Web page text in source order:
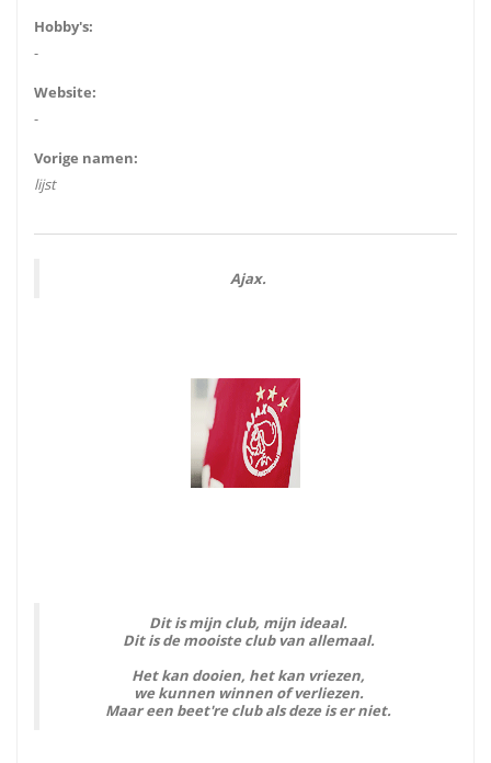
Hobby's:
-
Website:
-
Vorige namen:
lijst
Ajax.
Dit is mijn club, mijn ideaal.
Dit is de mooiste club van allemaal.
Het kan dooien, het kan vriezen,
we kunnen winnen of verliezen.
Maar een beet're club als deze is er niet.